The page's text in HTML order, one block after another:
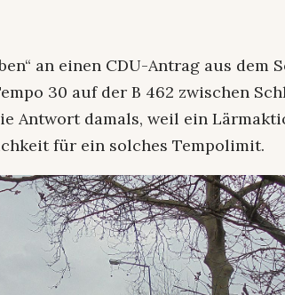
an einen CDU-Antrag aus dem
30 auf der B 462 zwischen
Antwort damals, weil ein
für ein solches Tempolimit.